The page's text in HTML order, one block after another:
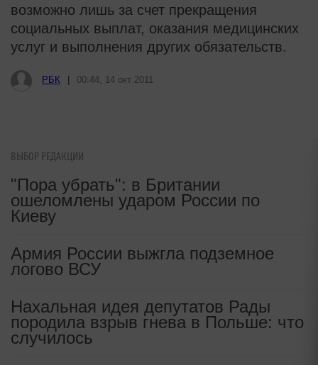
возможно лишь за счет прекращения
социальных выплат, оказания медицинских
услуг и выполнения других обязательств.
Рак начинается не с боли: онколог
назвал первый «тихий» признак
болезни
РБК | 00:44, 14 окт 2011
ВЫБОР РЕДАКЦИИ
"Пора убрать": в Британии
ошеломлены ударом России по
Киеву
Армия России выжгла подземное
логово ВСУ
Нахальная идея депутатов Рады
породила взрыв гнева в Польше: что
случилось